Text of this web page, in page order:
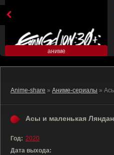
аниме
Anime-share » Аниме-сериалы »
Асы и маленькая
Год: 2020
Дата выхода: